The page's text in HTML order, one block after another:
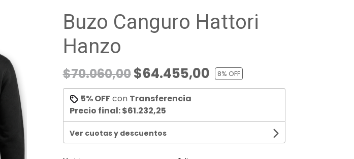
Buzo Canguro Hattori
Hanzo
$70.060,00$64.455,00 8% OFF
5% OFFcon Transferencia
Precio final:$61.232,25
Ver cuotas y descuentos